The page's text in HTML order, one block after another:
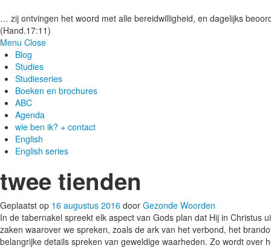
… zij ontvingen het woord met alle bereidwilligheid, en dagelijks
(Hand.17:11)
Menu Close
Blog
Studies
Studieseries
Boeken en brochures
ABC
Agenda
wie ben ik? + contact
English
English series
twee tienden
Geplaatst op 16 augustus 2016 door Gezonde Woorden
In de tabernakel spreekt elk aspect van Gods plan dat Hij in Christus
zaken waarover we spreken, zoals de ark van het verbond, het
belangrijke details spreken van geweldige waarheden. Zo wordt over